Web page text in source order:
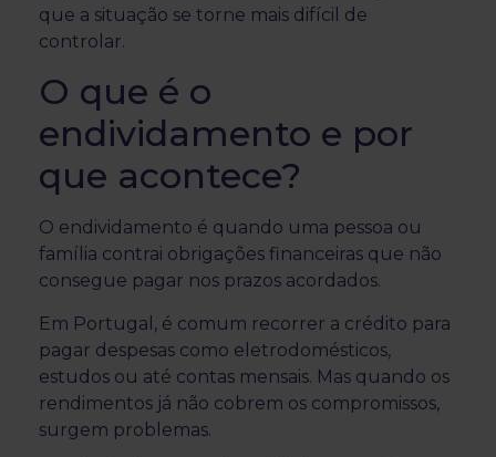
que a situação se torne mais difícil de
controlar.
O que é o
endividamento e por
que acontece?
O endividamento é quando uma pessoa ou
família contrai obrigações financeiras que não
consegue pagar nos prazos acordados.
Em Portugal, é comum recorrer a crédito para
pagar despesas como eletrodomésticos,
estudos ou até contas mensais. Mas quando os
rendimentos já não cobrem os compromissos,
surgem problemas.